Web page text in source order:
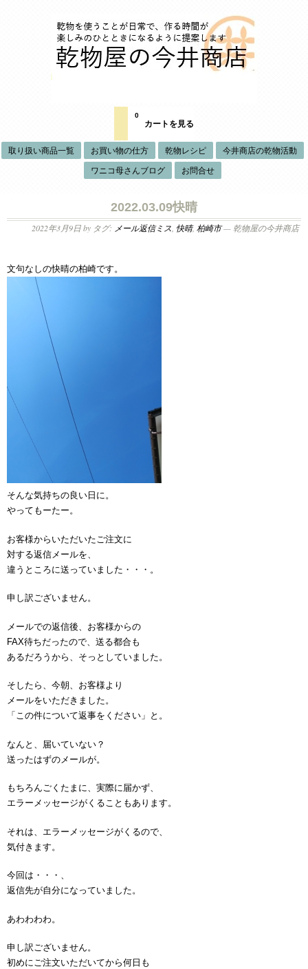
カートを見る
0
取り扱い商品一覧 お買い物の仕方 乾物レシピ 今井商店の乾物活動
ワニコ母さんブログ お問合せ
2022.03.09快晴
2022年3月9日by タグ: メール返信ミス 快晴, 柏崎市— 乾物屋の今井商店
文句なしの快晴の柏崎です。
そんな気持ちの良い日に。
やってもーたー。
お客様からいただいたご注文に
対する返信メールを、
違うところに送っていました・・・。
申し訳ございません。
メールでの返信後、お客様からの
FAX待ちだったので、送る都合も
あるだろうから、そっとしていました。
そしたら、今朝、お客様より
メールをいただきました。
「この件について返事をください」と。
なんと、届いていない？
送ったはずのメールが。
もちろんごくたまに、実際に届かず、
エラーメッセージがくることもあります。
それは、エラーメッセージがくるので、
気付きます。
今回は・・・、
返信先が自分になっていました。
あわわわわ。
申し訳ございません。
初めにご注文いただいてから何日も